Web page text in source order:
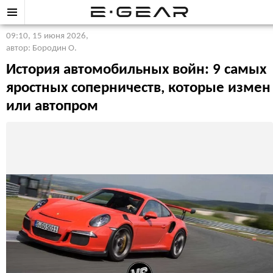
09:10, 15 июня 2026,
автор: Бородин О.
История автомобильных войн: 9 самых
яростных соперничеств, которые измен
или автопром